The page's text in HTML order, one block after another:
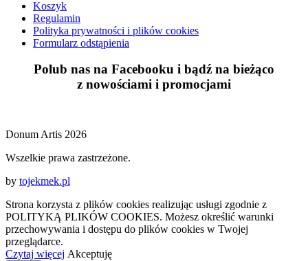
Koszyk
Regulamin
Polityka prywatności i plików cookies
Formularz odstąpienia
Polub nas na Facebooku i bądź na bieżąco
z nowościami i promocjami
Donum Artis 2026
Wszelkie prawa zastrzeżone.
by tojekmek.pl
Strona korzysta z plików cookies realizując usługi zgodnie z
POLITYKĄ PLIKÓW COOKIES. Możesz określić warunki
przechowywania i dostępu do plików cookies w Twojej
przeglądarce.
Czytaj więcej Akceptuję